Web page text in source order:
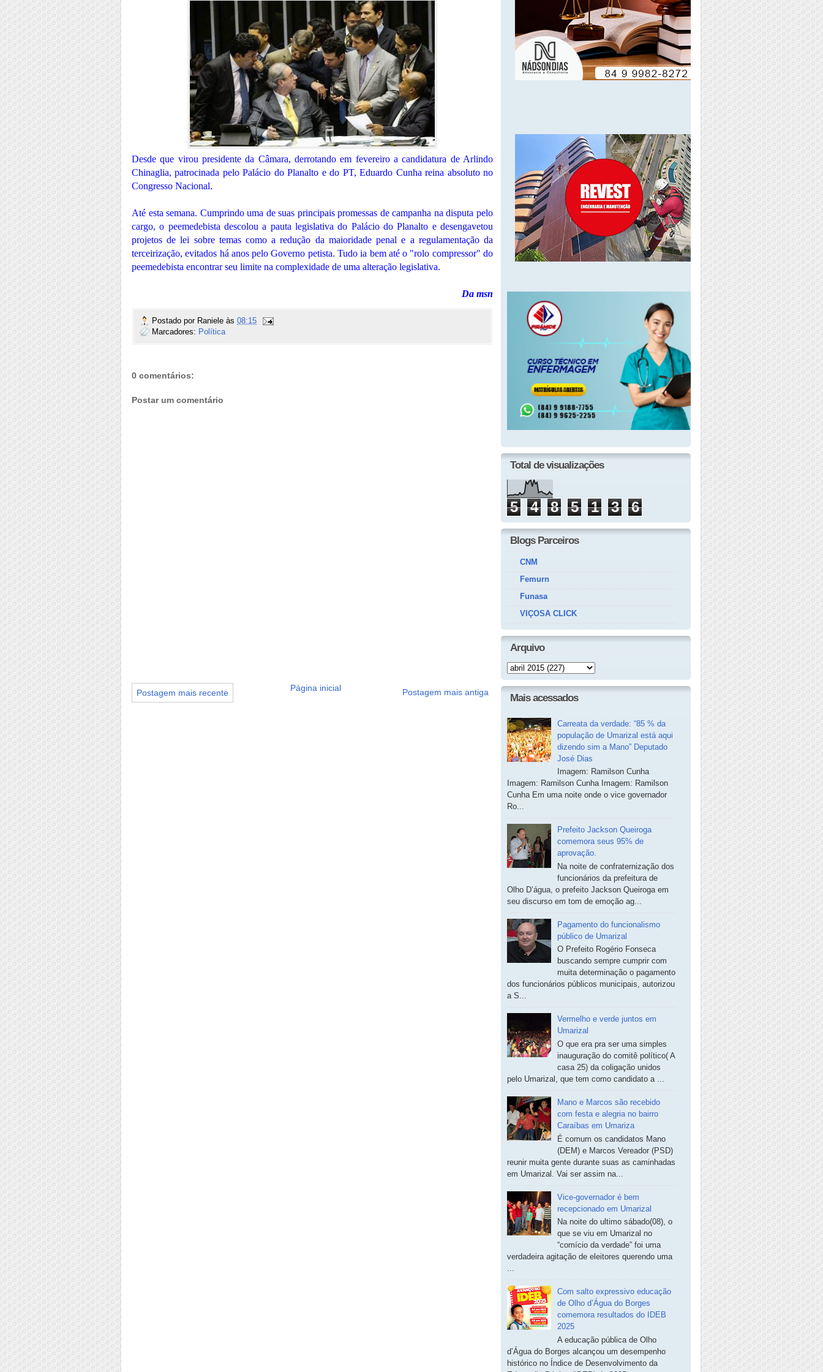
Desde que virou presidente da Câmara, derrotando em fevereiro a candidatura de Arlindo
Chinaglia, patrocinada pelo Palácio do Planalto e do PT, Eduardo Cunha reina absoluto no
Congresso Nacional.
Até esta semana. Cumprindo uma de suas principais promessas de campanha na disputa pelo
cargo, o peemedebista descolou a pauta legislativa do Palácio do Planalto e desengavetou
projetos de lei sobre temas como a redução da maioridade penal e a regulamentação da
terceirização, evitados há anos pelo Governo petista. Tudo ia bem até o "rolo compressor" do
peemedebista encontrar seu limite na complexidade de uma alteração legislativa.
Da msn
Postado por Raniele às 08:15
Marcadores: Política
0 comentários:
Postar um comentário
Postagem mais recente Postagem mais antiga
Página inicial
Total de visualizações
5 4 8 5 1 3 6
Blogs Parceiros
CNM
Femurn
Funasa
VIÇOSA CLICK
Arquivo
Mais acessados
Carreata da verdade: “85 % da
população de Umarizal está aqui
dizendo sim a Mano” Deputado
José Dias
Imagem: Ramilson Cunha
Imagem: Ramilson Cunha Imagem: Ramilson
Cunha Em uma noite onde o vice governador
Ro...
Prefeito Jackson Queiroga
comemora seus 95% de
aprovação.
Na noite de confraternização dos
funcionários da prefeitura de
Olho D’água, o prefeito Jackson Queiroga em
seu discurso em tom de emoção ag...
Pagamento do funcionalismo
público de Umarizal
O Prefeito Rogério Fonseca
buscando sempre cumprir com
muita determinação o pagamento
dos funcionários públicos municipais, autorizou
a S...
Vermelho e verde juntos em
Umarizal
O que era pra ser uma simples
inauguração do comitê político( A
casa 25) da coligação unidos
pelo Umarizal, que tem como candidato a ...
Mano e Marcos são recebido
com festa e alegria no bairro
Caraíbas em Umariza
É comum os candidatos Mano
(DEM) e Marcos Vereador (PSD)
reunir muita gente durante suas as caminhadas
em Umarizal. Vai ser assim na...
Vice-governador é bem
recepcionado em Umarizal
Na noite do ultimo sábado(08), o
que se viu em Umarizal no
“comício da verdade” foi uma
verdadeira agitação de eleitores querendo uma
...
Com salto expressivo educação
de Olho d’Água do Borges
comemora resultados do IDEB
2025
A educação pública de Olho
d’Água do Borges alcançou um desempenho
histórico no Índice de Desenvolvimento da